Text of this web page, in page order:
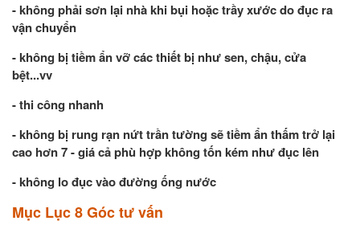
- không phải sơn lại nhà khi bụi hoặc trầy xước do đục ra
vận chuyển
- không bị tiềm ẩn vỡ các thiết bị như sen, chậu, cửa
bệt...vv
- thi công nhanh
- không bị rung rạn nứt trần tường sẽ tiềm ẩn thấm trở lại
cao hơn 7 - giá cả phù hợp không tốn kém như đục lên
- không lo đục vào đường ống nước
Mục Lục 8 Góc tư vấn